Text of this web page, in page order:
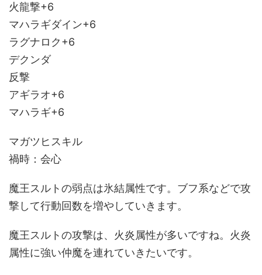
火龍撃+6
マハラギダイン+6
ラグナロク+6
デクンダ
反撃
アギラオ+6
マハラギ+6
マガツヒスキル
禍時：会心
魔王スルトの弱点は氷結属性です。ブフ系などで攻
撃して行動回数を増やしていきます。
魔王スルトの攻撃は、火炎属性が多いですね。火炎
属性に強い仲魔を連れていきたいです。